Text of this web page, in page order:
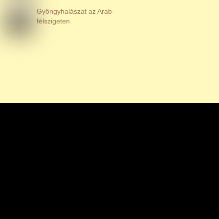
Gyöngyhalászat az Arab-
félszigeten